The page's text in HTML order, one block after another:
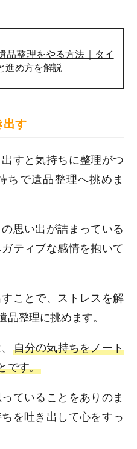
品整理をやる方法｜タイ
進め方を解説
出す
すと気持ちに整理がつ
ちで遺品整理へ挑めま
思い出が詰まっている
ティブな感情を抱いて
ことで、ストレスを解
品整理に挑めます。
自分の気持ちをノート
です。
ていることをありのま
を吐き出して心をすっ